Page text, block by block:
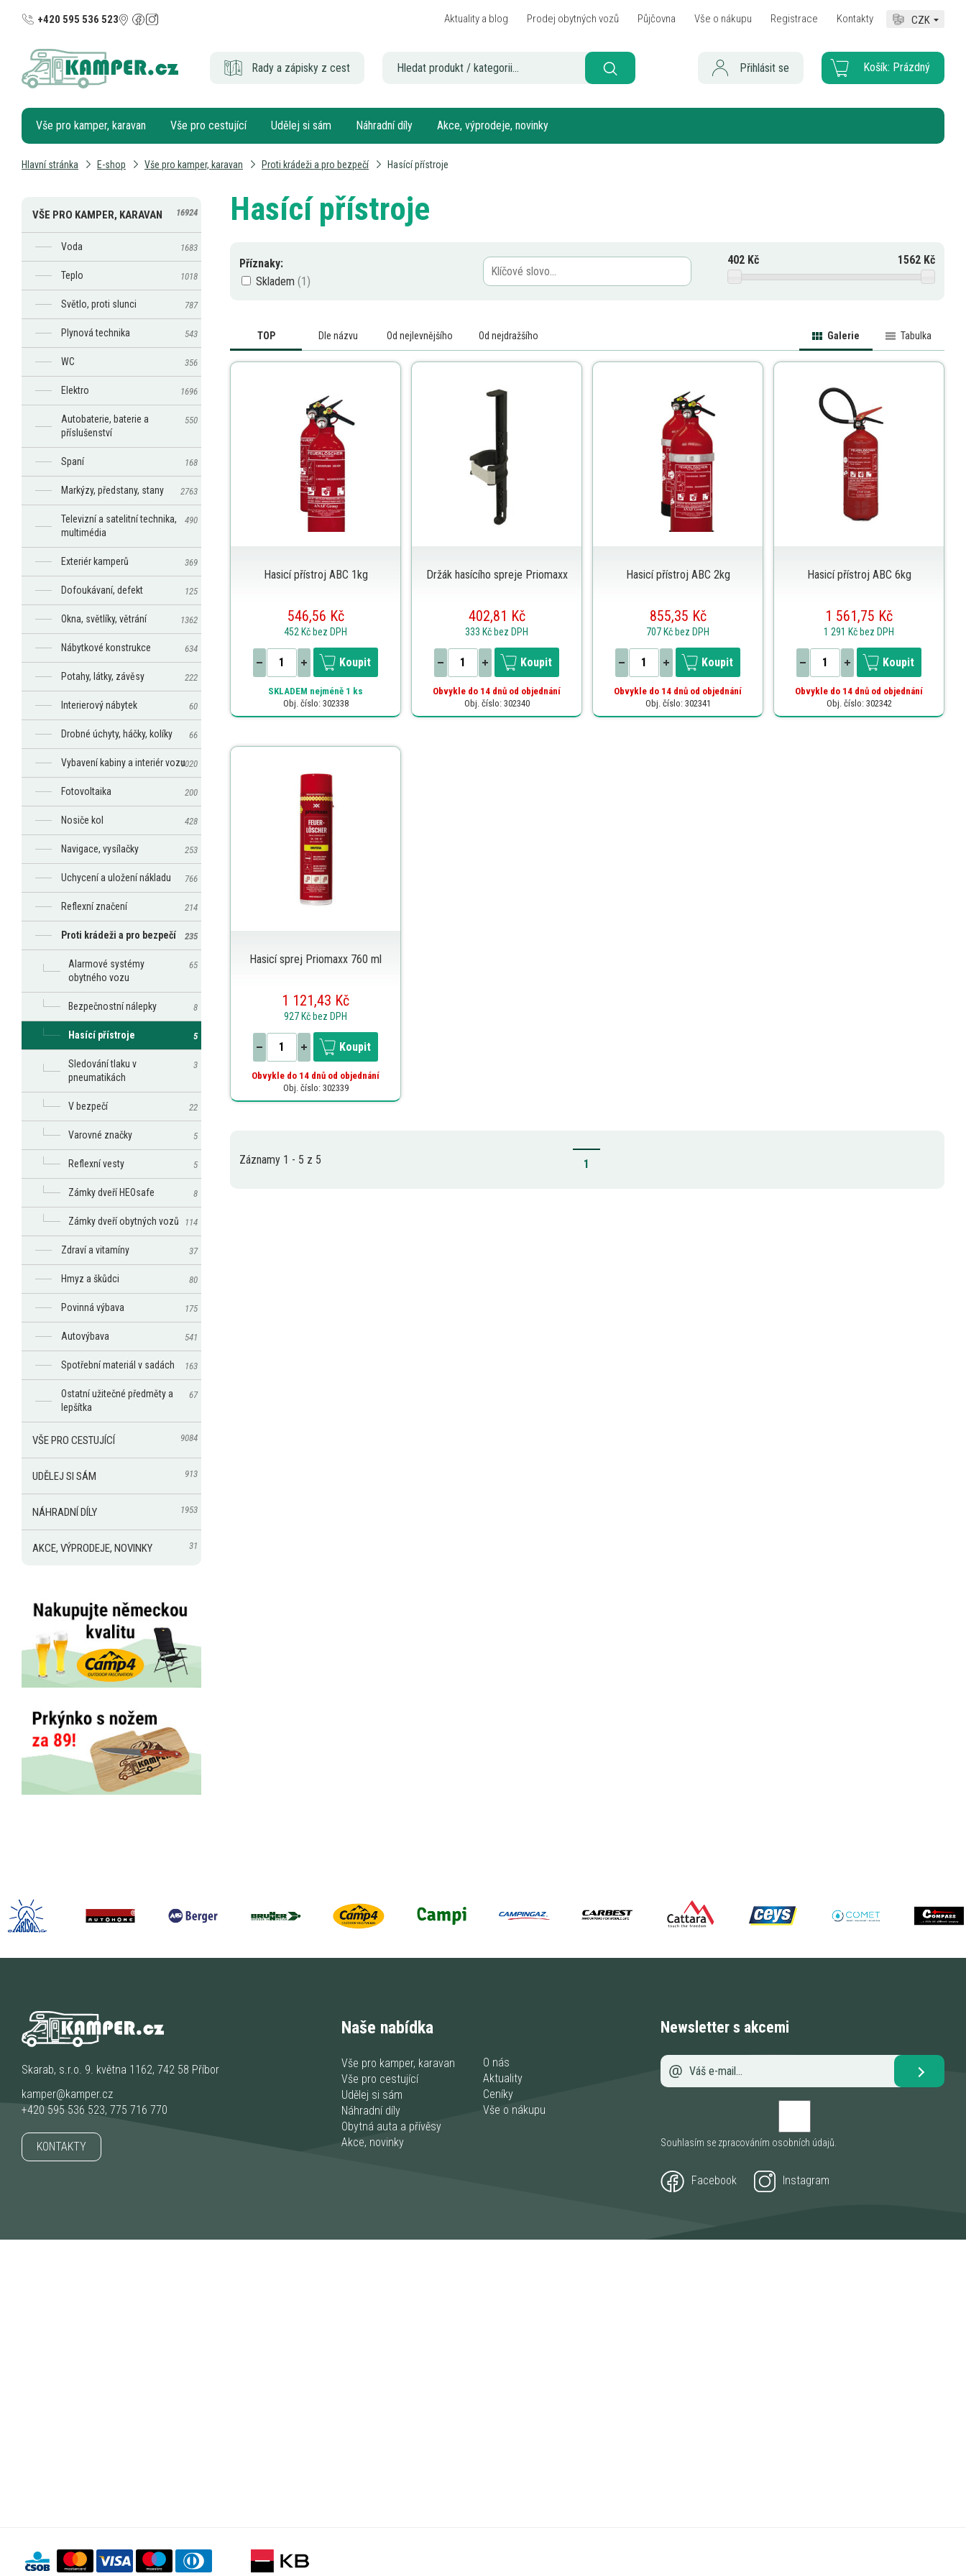
+420 595 536 523 Aktuality a blog Prodej obytných vozů Půjčovna Vše o nákupu Registrace Kontakty CZK
Rady a zápisky z cest Košík: Prázdný
Přihlásit se
Vše pro kamper, karavan Vše pro cestující Udělej si sám Náhradní díly Akce, výprodeje, novinky
Hlavní stránka E-shop Vše pro kamper, karavan Proti krádeži a pro bezpečí Hasící přístroje
Hasící přístroje
Příznaky:
Skladem
402Kč 1562Kč
TOP Dle názvu Od nejlevnějšího Od nejdražšího Tabulka
Galerie
Hasicí přístroj ABC 1kg
546,56 Kč
452 Kč bez DPH
Koupit
SKLADEM nejméně 1 ks
Obj. číslo: 302338
Držák hasícího spreje Priomaxx
402,81 Kč
333 Kč bez DPH
Koupit
Obvykle do 14 dnů od objednání
Obj. číslo: 302340
Hasicí přístroj ABC 2kg
855,35 Kč
707 Kč bez DPH
Koupit
Obvykle do 14 dnů od objednání
Obj. číslo: 302341
Hasicí přístroj ABC 6kg
1 561,75 Kč
1 291 Kč bez DPH
Koupit
Obvykle do 14 dnů od objednání
Obj. číslo: 302342
Hasicí sprej Priomaxx 760 ml
1 121,43 Kč
927 Kč bez DPH
Koupit
Obvykle do 14 dnů od objednání
Obj. číslo: 302339
Záznamy 1 - 5 z 5 1
VŠE PRO KAMPER, KARAVAN 16924
Voda 1683
Teplo 1018
Světlo, proti slunci 787
Plynová technika 543
WC 356
Elektro 1696
Autobaterie, baterie a
příslušenství
550
Spaní 168
Markýzy, předstany, stany 2763
Televizní a satelitní technika,
multimédia
490
Exteriér kamperů 369
Dofoukávaní, defekt 125
Okna, světlíky, větrání 1362
Nábytkové konstrukce 634
Potahy, látky, závěsy 222
Interierový nábytek 60
Drobné úchyty, háčky, kolíky 66
Vybavení kabiny a interiér vozu1020
Fotovoltaika 200
Nosiče kol 428
Navigace, vysílačky 253
Uchycení a uložení nákladu 766
Reflexní značení 214
Proti krádeži a pro bezpečí 235
Alarmové systémy
obytného vozu
65
Bezpečnostní nálepky 8
Hasící přístroje 5
Sledování tlaku v
pneumatikách
3
V bezpečí 22
Varovné značky 5
Reflexní vesty 5
Zámky dveří HEOsafe 8
Zámky dveří obytných vozů 114
Zdraví a vitamíny 37
Hmyz a škůdci 80
Povinná výbava 175
Autovýbava 541
Spotřební materiál v sadách 163
Ostatní užitečné předměty a
lepšítka
67
VŠE PRO CESTUJÍCÍ 9084
UDĚLEJ SI SÁM 913
NÁHRADNÍ DÍLY 1953
AKCE, VÝPRODEJE, NOVINKY 31
Skarab, s.r.o. 9. května 1162, 742 58 Příbor
kamper@kamper.cz
+420 595 536 523, 775 716 770
KONTAKTY
Naše nabídka
Vše pro kamper, karavan
Vše pro cestující
Udělej si sám
Náhradní díly
Obytná auta a přívěsy
Akce, novinky
O nás
Aktuality
Ceníky
Vše o nákupu
Newsletter s akcemi
Souhlasím se zpracováním osobních údajů
Facebook Instagram